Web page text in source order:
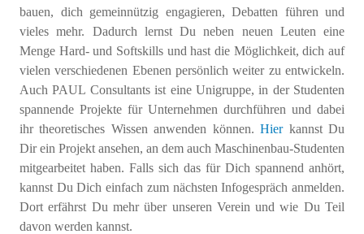
bauen, dich gemeinnützig engagieren, Debatten führen und
vieles mehr. Dadurch lernst Du neben neuen Leuten eine
Menge Hard- und Softskills und hast die Möglichkeit, dich auf
vielen verschiedenen Ebenen persönlich weiter zu entwickeln.
Auch PAUL Consultants ist eine Unigruppe, in der Studenten
spannende Projekte für Unternehmen durchführen und dabei
ihr theoretisches Wissen anwenden können.Hierkannst Du
Dir ein Projekt ansehen, an dem auch Maschinenbau-Studenten
mitgearbeitet haben. Falls sich das für Dich spannend anhört,
kannst Du Dich einfach zum nächsten Infogespräch anmelden.
Dort erfährst Du mehr über unseren Verein und wie Du Teil
davon werden kannst.